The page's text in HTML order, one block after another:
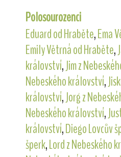
Polosourozenci
Eduard od Hraběte,Ema
Emily Větrná od Hraběte,
království,Jim z
Nebeského království,
království,Jorg z
Nebeského království,
království,Diego Lovcův
šperk,Lord z Nebeského